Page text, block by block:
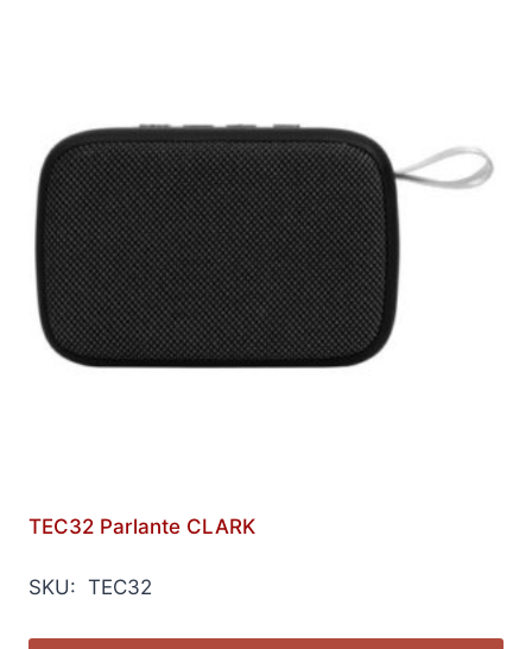
TEC32 Parlante CLARK
SKU: TEC32